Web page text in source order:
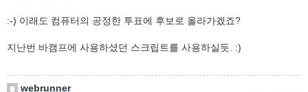
:-) 이래도 컴퓨터의 공정한 투표에 후보로 올라가겠죠?
지난번 바캠프에 사용하셨던 스크립트를 사용하실듯. :)
webrunner